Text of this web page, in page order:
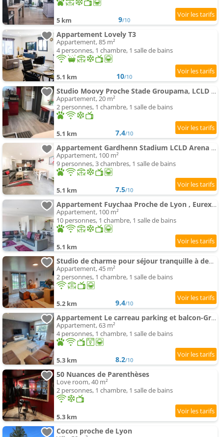
5 km 9/10
Appartement Lovely T3
Appartement, 85 m²
4 personnes, 1 chambre, 1 salle de bains
5.1 km 10/10
Studio Moovy Proche Stade Groupama, LCLD ARENA , Eurexpo Lyon
Appartement, 20 m²
2 personnes, 1 chambre, 1 salle de bains
5.1 km 7.4/10
Appartement Gardhenn Stadium LCLD Arena Groupama Lyon
Appartement, 100 m²
9 personnes, 3 chambres, 1 salle de bains
5.1 km 7.5/10
Appartement Fuychaa Proche de Lyon , Eurexpo , stadium , Aréna
Appartement, 100 m²
10 personnes, 1 chambre, 1 salle de bains
5.1 km
Studio de charme pour séjour tranquille à deux - Groupama Stadium - LDLC Aréna - Fiducial Astéria -
Appartement, 45 m²
2 personnes, 1 chambre, 1 salle de bains
5.2 km 9.4/10
Appartement Le carreau parking et balcon-Groupama Stadium-Eurexpo
Appartement, 63 m²
4 personnes, 1 chambre, 1 salle de bains
5.3 km 8.2/10
50 Nuances de Parenthèses
Love room, 40 m²
2 personnes, 1 chambre, 1 salle de bains
5.3 km
Cocon proche de Lyon